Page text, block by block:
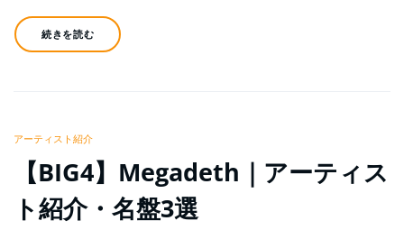
続きを読む
アーティスト紹介
【BIG4】Megadeth｜アーティス
ト紹介・名盤3選